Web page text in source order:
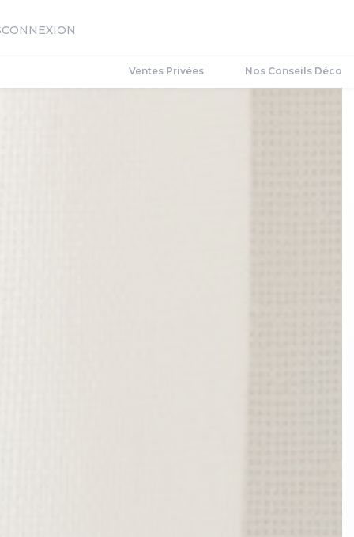
CONNEXION
Ventes Privées Nos Conseils Déco